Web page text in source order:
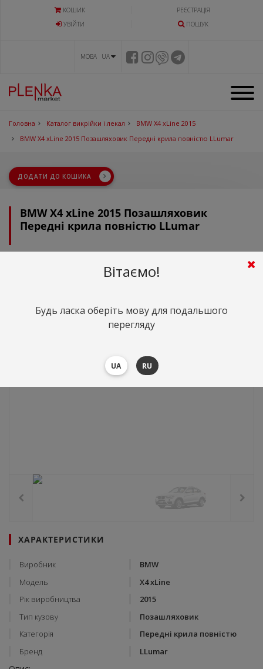
КОШИК
РЕЄСТРАЦІЯ
УВIЙТИ
ПОШУК
МОВА UA
Головна Каталог викрійки і лекал
BMW X4 xLine 2015
BMW X4 xLine 2015 Позашляховик Передні крила повністю LLumar
ДОДАТИ ДО КОШИКА
BMW X4 xLine 2015 Позашляховик
Передні крила повністю LLumar
грн.($0)
ХАРАКТЕРИСТИКИ
Виробник
BMW
Модель
X4 xLine
Рік виробництва
2015
Тип кузову
Позашляховик
Категорія
Передні крила повністю
Бренд
LLumar
Вітаємо!
Будь ласка оберіть мову для подальшого
перегляду
UA RU